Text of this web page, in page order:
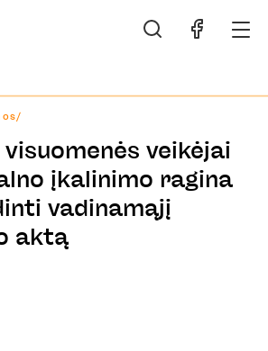
/
veikėjai
įkalinimo ragina
vadinamąjį
aktą